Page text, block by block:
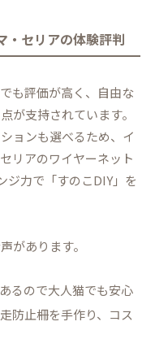
・セリアの体験評判
も評価が高く、自由な
が支持されています。
ョンも選べるため、イ
リアのワイヤーネット
ジ力で「すのこDIY」を
があります。
るので大人猫でも安心
防止柵を手作り、コス